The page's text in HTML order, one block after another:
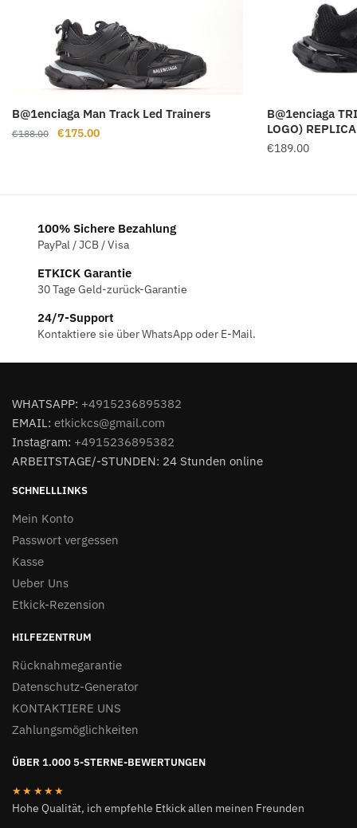
B@1enciaga Man Track Led Trainers
€188.00
Ursprünglicher
€175.00Aktueller
B@1enciaga
LOGO) REPLICA
€189.00
100% Sichere Bezahlung
PayPal / JCB / Visa
ETKICK Garantie
30 Tage Geld-zurück-Garantie
24/7-Support
Kontaktiere sie über WhatsApp oder E-Mail.
WHATSAPP: +4915236895382
EMAIL: etkickcs@gmail.com
Instagram: +4915236895382
ARBEITSTAGE/-STUNDEN: 24 Stunden online
SCHNELLLINKS
Mein Konto
Passwort vergessen
Kasse
Ueber Uns
Etkick-Rezension
HILFEZENTRUM
Rücknahmegarantie
Datenschutz-Generator
KONTAKTIERE UNS
Zahlungsmöglichkeiten
ÜBER 1.000 5-STERNE-BEWERTUNGEN
★★★★★
Hohe Qualität, ich empfehle Etkick allen meinen Freunden